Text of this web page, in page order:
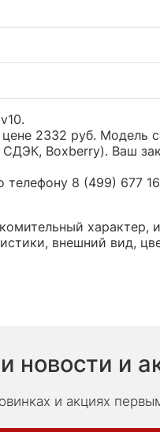
2332 руб.
Boxberry). Ваш
8 (499) 677
характер,
внешний вид,
новости и
и акциях